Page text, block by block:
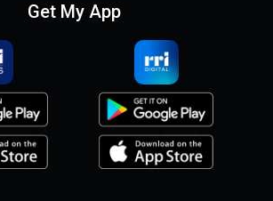
Get My App